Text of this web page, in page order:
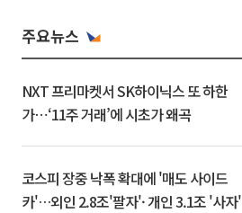
주요뉴스
NXT 프리마켓서 SK하이닉스 또 하한
가⋯‘11주 거래’에 시초가 왜곡
코스피 장중 낙폭 확대에 '매도 사이드
카'…외인 2.8조'팔자'· 개인 3.1조 '사자'